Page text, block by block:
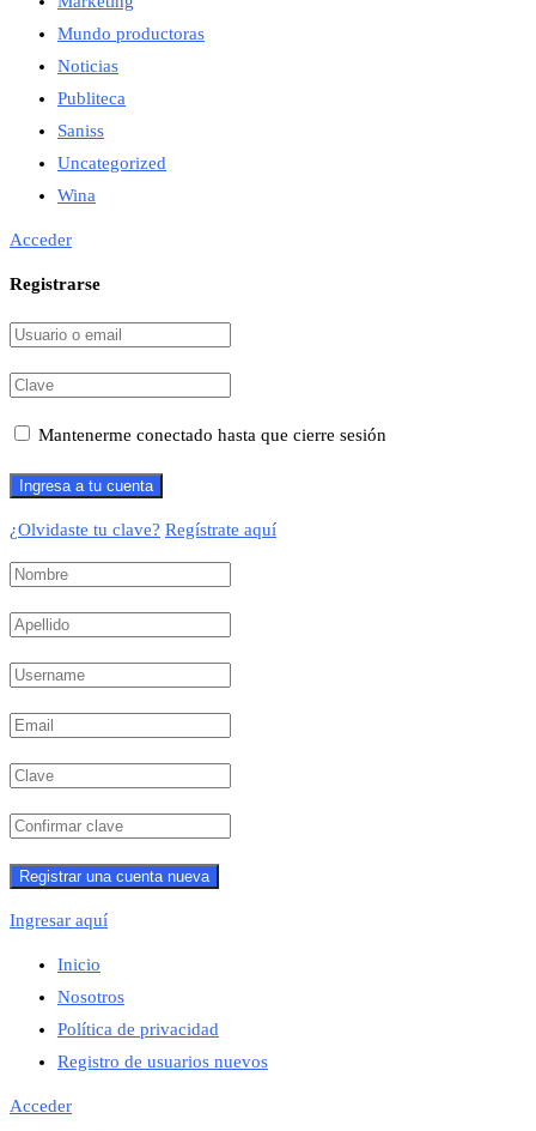
Mundo productoras
Noticias
Publiteca
Saniss
Uncategorized
Wina
Acceder
Registrarse
Mantenerme conectado hasta que cierre sesión
¿Olvidaste tu clave? Regístrate aquí
Ingresar aquí
Inicio
Nosotros
Política de privacidad
Registro de usuarios nuevos
Acceder